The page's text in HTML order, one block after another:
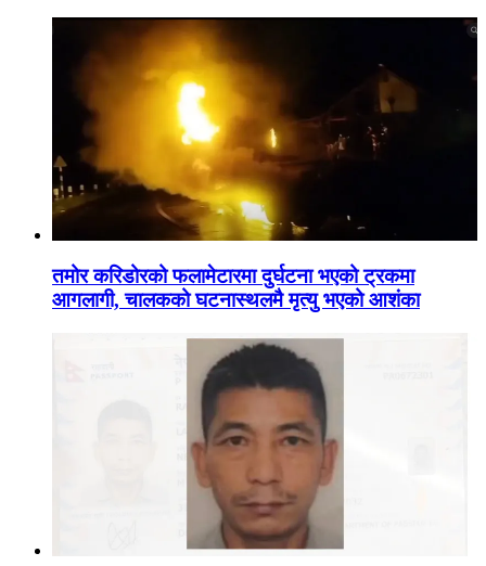
तमोर करिडोरको फलामेटारमा दुर्घटना भएको ट्रकमा
आगलागी, चालकको घटनास्थलमै मृत्यु भएको आशंका